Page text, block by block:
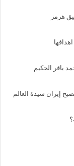
هرمز
باقر الحكيم
إيران سيدة العالم